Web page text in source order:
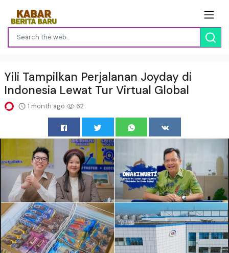
Yili Tampilkan Perjalanan Joyday di
Indonesia Lewat Tur Virtual Global
1 month ago 62